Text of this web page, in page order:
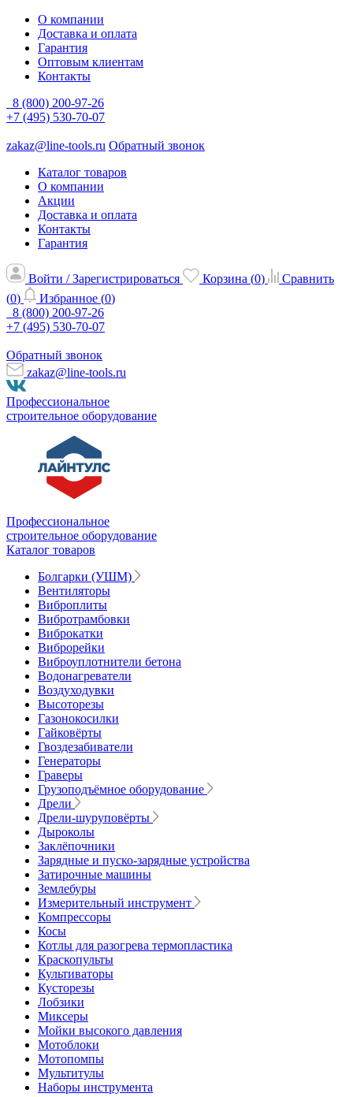
О компании
Доставка и оплата
Гарантия
Оптовым клиентам
Контакты
8 (800) 200-97-26
+7 (495) 530-70-07
zakaz@line-tools.ru Обратный звонок
Каталог товаров
О компании
Акции
Доставка и оплата
Контакты
Гарантия
Войти / Зарегистрироваться Корзина (0)
Сравнить
(0) Избранное (0)
8 (800) 200-97-26
+7 (495) 530-70-07
Обратный звонок
zakaz@line-tools.ru
Профессиональное
строительное оборудование
Профессиональное
строительное оборудование
Каталог товаров
Болгарки (УШМ)
Вентиляторы
Виброплиты
Вибротрамбовки
Виброкатки
Виброрейки
Виброуплотнители бетона
Водонагреватели
Воздуходувки
Высоторезы
Газонокосилки
Гайковёрты
Гвоздезабиватели
Генераторы
Граверы
Грузоподъёмное оборудование
Дрели
Дрели-шуруповёрты
Дыроколы
Заклёпочники
Зарядные и пуско-зарядные устройства
Затирочные машины
Землебуры
Измерительный инструмент
Компрессоры
Косы
Котлы для разогрева термопластика
Краскопульты
Культиваторы
Кусторезы
Лобзики
Миксеры
Мойки высокого давления
Мотоблоки
Мотопомпы
Мультитулы
Наборы инструмента